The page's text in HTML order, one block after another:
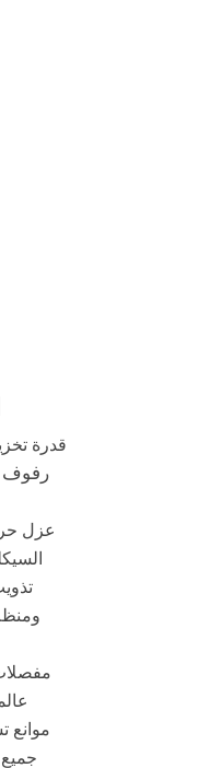
قدرة تخزين
رفوف
عزل